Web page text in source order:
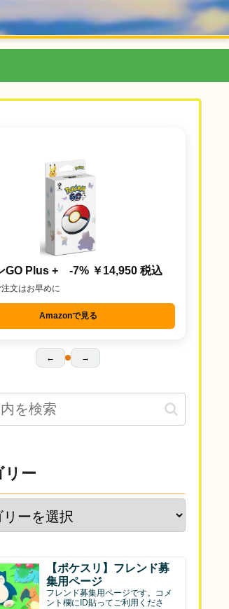
GO Plus + -7% ￥14,950 税込
文はお早めに
Amazonで見る
← →
リー
【ポケスリ】フレンド募
集用ページ
フレンド募集用ページです。コメ
ント欄にID貼ってご利用くださ